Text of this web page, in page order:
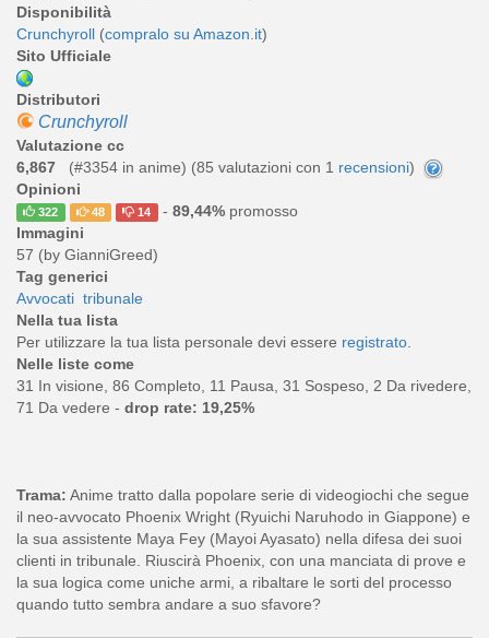
Disponibilità
Crunchyroll (compralo su Amazon.it)
Sito Ufficiale
Distributori
Crunchyroll
Valutazione cc
6,867
(#3354 in anime) (85 valutazioni con 1 recensioni)
Opinioni
322 48 14 - 89,44%promosso
Immagini
57 (by GianniGreed)
Tag generici
Avvocati tribunale
Nella tua lista
Per utilizzare la tua lista personale devi essere registrato.
Nelle liste come
31 In visione, 86 Completo, 11 Pausa, 31 Sospeso, 2 Da rivedere,
71 Da vedere - drop rate: 19,25%
Trama: Anime tratto dalla popolare serie di videogiochi che segue
il neo-avvocato Phoenix Wright (Ryuichi Naruhodo in Giappone) e
la sua assistente Maya Fey (Mayoi Ayasato) nella difesa dei suoi
clienti in tribunale. Riuscirà Phoenix, con una manciata di prove e
la sua logica come uniche armi, a ribaltare le sorti del processo
quando tutto sembra andare a suo sfavore?